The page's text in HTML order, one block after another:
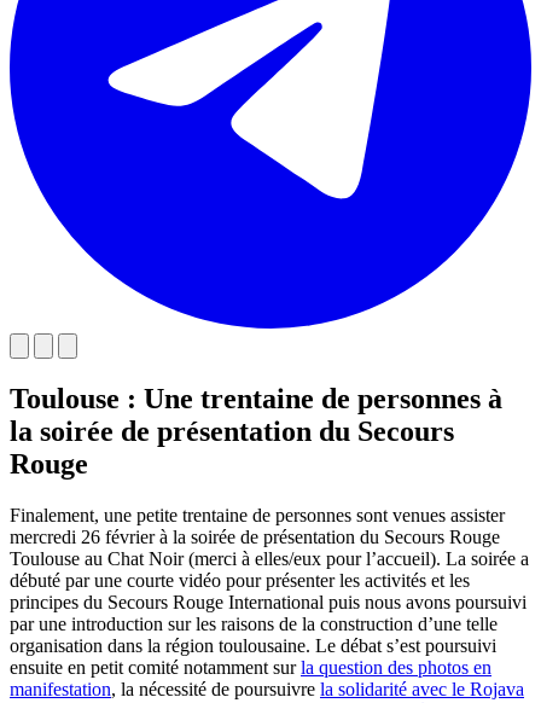
Toulouse : Une trentaine de personnes à
la soirée de présentation du Secours
Rouge
Finalement, une petite trentaine de personnes sont venues assister
mercredi 26 février à la soirée de présentation du Secours Rouge
Toulouse au Chat Noir (merci à elles/eux pour l’accueil). La soirée a
débuté par une courte vidéo pour présenter les activités et les
principes du Secours Rouge International puis nous avons poursuivi
par une introduction sur les raisons de la construction d’une telle
organisation dans la région toulousaine. Le débat s’est poursuivi
ensuite en petit comité notamment surla question des photos en
manifestation, la nécessité de poursuivre la solidarité avec le Rojava